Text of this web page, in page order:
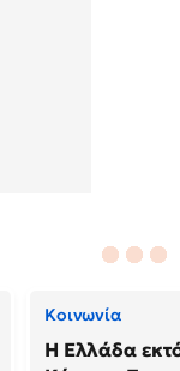
Κοινωνία
Η Ελλάδα